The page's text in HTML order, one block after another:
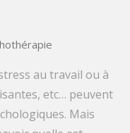
au travail ou à
etc… peuvent
Mais